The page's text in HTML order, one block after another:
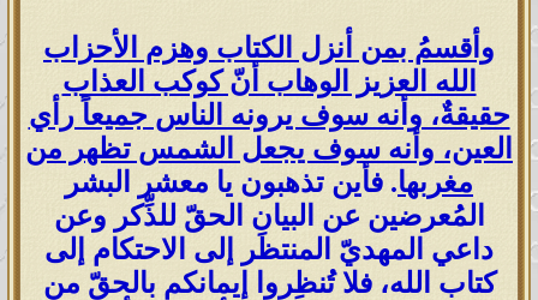
وأقسمُ بمن أنزل الكتاب وهزم الأحزاب
الله العزيز الوهاب أنّ كوكب العذاب
حقيقةٌ، وأنه سوف يرونه الناس جميعاً رأي
العين، وأنه سوف يجعل الشمس تظهر من
مغربها. فأين تذهبون يا معشر البشر
المُعرضين عن البيان الحقّ للذِّكر وعن
داعي المهديّ المنتظَر إلى الاحتكام إلى
كتاب الله، فلا تُنظِروا إيمانكم بالحقّ من